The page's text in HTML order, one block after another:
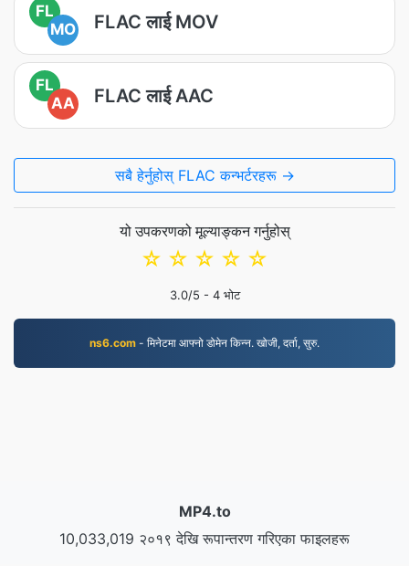
FL
MO
FLAC लाई MOV
FL
AA
FLAC लाई AAC
सबै हेर्नुहोस् FLAC कन्भर्टरहरू →
यो उपकरणको मूल्याङ्कन गर्नुहोस्
☆
☆
☆
☆
☆
3.0/5 - 4भोट
ns6.com - मिनेटमा आफ्नो डोमेन किन्न. खोजी, दर्ता, सुरु.
MP4.to
10,033,019 २०१९ देखि रूपान्तरण गरिएका फाइलहरू